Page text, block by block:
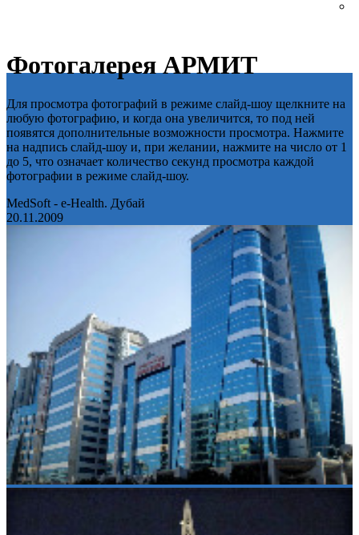
Фотогалерея АРМИТ
Для просмотра фотографий в режиме слайд-шоу щелкните на
любую фотографию, и когда она увеличится, то под ней
появятся дополнительные возможности просмотра. Нажмите
на надпись слайд-шоу и, при желании, нажмите на число от 1
до 5, что означает количество секунд просмотра каждой
фотографии в режиме слайд-шоу.
MedSoft - e-Health. Дубай
20.11.2009